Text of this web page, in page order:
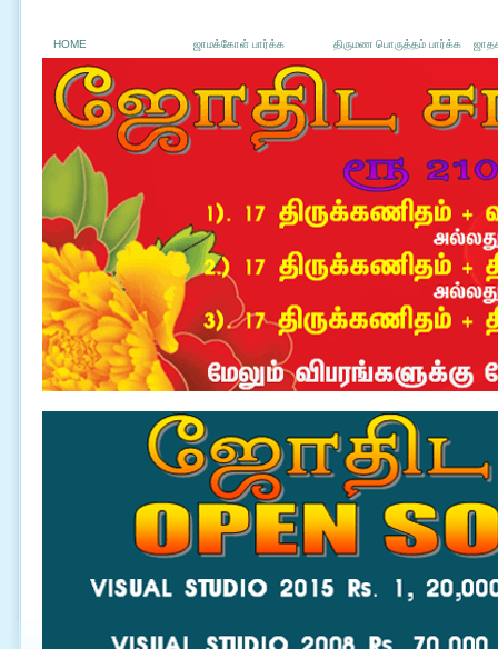
HOME ஜாமக்கோள் பார்க்க திருமண பொருத்தம் பார்க்க